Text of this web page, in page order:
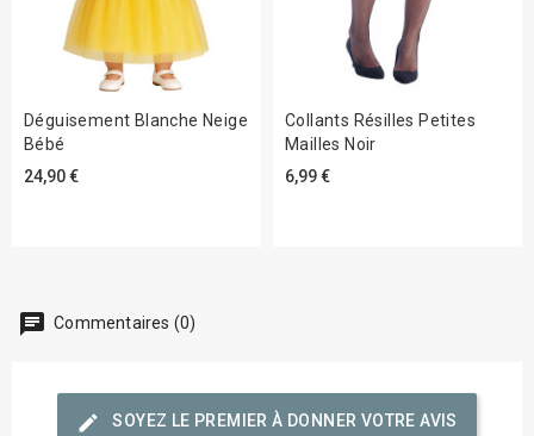
Déguisement Blanche Neige
Bébé
24,90 €
Collants Résilles Petites
Mailles Noir
6,99 €
chat Commentaires (0)
edit SOYEZ LE PREMIER À DONNER VOTRE AVIS